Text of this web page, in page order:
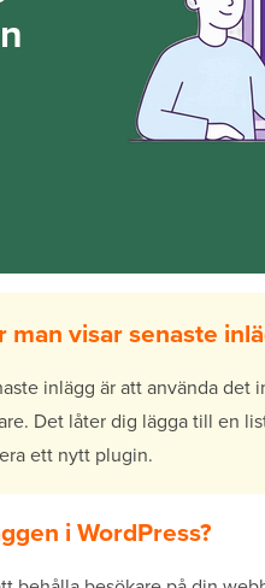
man visar senaste
inlägg är att använda det
Det låter dig lägga till en
ett nytt plugin.
i WordPress?